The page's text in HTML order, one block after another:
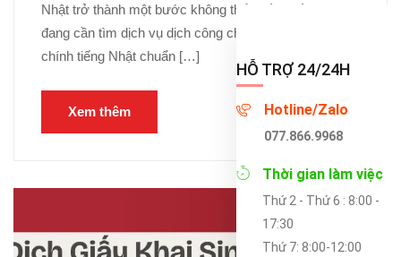
HỖ TRỢ 24/24H
Hotline/Zalo
077.866.9968
Thời gian làm việc
Thứ 2 - Thứ 6 : 8:00 -
17:30
Thứ 7: 8:00-12:00
Nhật trở thành một bước không thể thiếu. Nếu bạn
đang cần tìm dịch vụ dịch công chứng báo cáo tài
chính tiếng Nhật chuẩn […]
Xem thêm